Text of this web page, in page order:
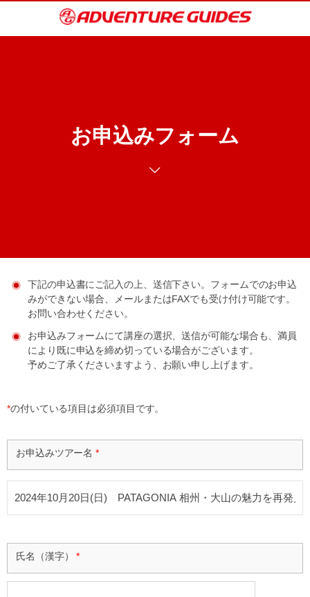
お申込みフォーム
下記の申込書にご記入の上、送信下さい。フォームでのお申込
みができない場合、メールまたはFAXでも受け付け可能です。
お問い合わせください。
お申込みフォームにて講座の選択、送信が可能な場合も、満員
により既に申込を締め切っている場合がございます。
予めご了承くださいますよう、お願い申し上げます。
*の付いている項目は必須項目です。
お申込みツアー名*
氏名（漢字）*